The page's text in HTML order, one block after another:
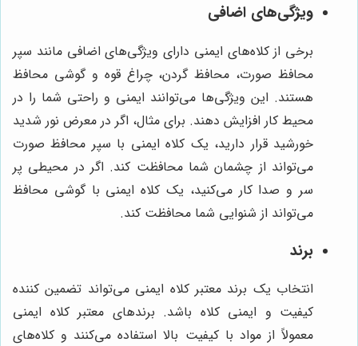
ویژگی‌های اضافی
برخی از کلاه‌های ایمنی دارای ویژگی‌های اضافی مانند سپر
محافظ صورت، محافظ گردن، چراغ قوه و گوشی محافظ
هستند. این ویژگی‌ها می‌توانند ایمنی و راحتی شما را در
محیط کار افزایش دهند. برای مثال، اگر در معرض نور شدید
خورشید قرار دارید، یک کلاه ایمنی با سپر محافظ صورت
می‌تواند از چشمان شما محافظت کند. اگر در محیطی پر
سر و صدا کار می‌کنید، یک کلاه ایمنی با گوشی محافظ
می‌تواند از شنوایی شما محافظت کند.
برند
انتخاب یک برند معتبر کلاه ایمنی می‌تواند تضمین کننده
کیفیت و ایمنی کلاه باشد. برندهای معتبر کلاه ایمنی
معمولاً از مواد با کیفیت بالا استفاده می‌کنند و کلاه‌های